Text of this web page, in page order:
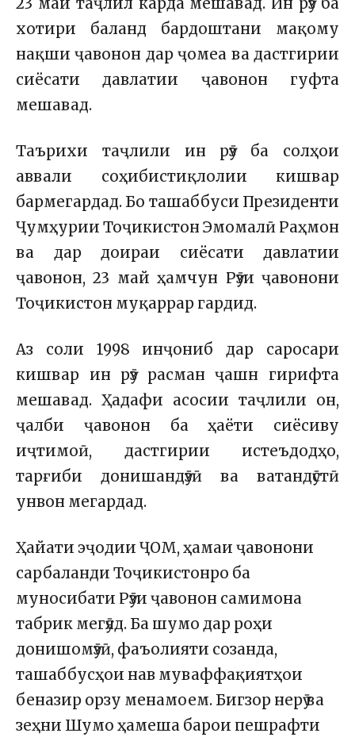
23 май таҷлил карда мешавад. Ин рӯз ба
хотири баланд бардоштани мақому
нақши ҷавонон дар ҷомеа ва дастгирии
сиёсати давлатии ҷавонон гуфта
мешавад.
Таърихи таҷлили ин рӯз ба солҳои
аввали соҳибистиқлолии кишвар
бармегардад. Бо ташаббуси Президенти
Ҷумҳурии Тоҷикистон Эмомалӣ Раҳмон
ва дар доираи сиёсати давлатии
ҷавонон, 23 май ҳамчун Рӯзи ҷавонони
Тоҷикистон муқаррар гардид.
Аз соли 1998 инҷониб дар саросари
кишвар ин рӯз расман ҷашн гирифта
мешавад. Ҳадафи асосии таҷлили он,
ҷалби ҷавонон ба ҳаёти сиёсиву
иҷтимоӣ, дастгирии истеъдодҳо,
тарғиби донишандӯзӣ ва ватандӯстӣ
унвон мегардад.
Ҳайати эҷодии ҶОМ, ҳамаи ҷавонони
сарбаланди Тоҷикистонро ба
муносибати Рӯзи ҷавонон самимона
табрик мегӯяд. Ба шумо дар роҳи
донишомӯзӣ, фаъолияти созанда,
ташаббусҳои нав муваффақиятҳои
беназир орзу менамоем. Бигзор нерӯ ва
зеҳни Шумо ҳамеша барои пешрафти